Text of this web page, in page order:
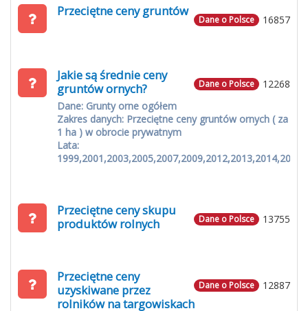
16857
Dane o Polsce
Przeciętne ceny gruntów
12268
Dane o Polsce
Jakie są średnie ceny
gruntów ornych?
Dane: Grunty orne ogółem
Zakres danych: Przeciętne ceny gruntów ornych ( za
1 ha ) w obrocie prywatnym
Lata:
1999,2001,2003,2005,2007,2009,2012,2013,2014,2015
13755
Dane o Polsce
Przeciętne ceny skupu
produktów rolnych
12887
Dane o Polsce
Przeciętne ceny
uzyskiwane przez
rolników na targowiskach